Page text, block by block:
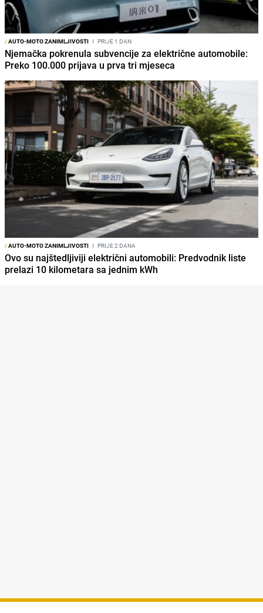
/AUTO-MOTO ZANIMLJIVOSTI I PRIJE 1 DAN
Njemačka pokrenula subvencije za električne automobile:
Preko 100.000 prijava u prva tri mjeseca
/AUTO-MOTO ZANIMLJIVOSTI I PRIJE 2 DANA
Ovo su najštedljiviji električni automobili: Predvodnik liste
prelazi 10 kilometara sa jednim kWh